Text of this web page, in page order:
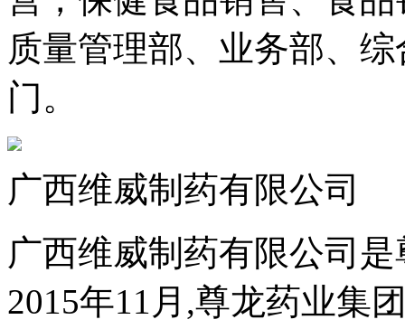
质量管理部、业务部、
门。
广西维威制药有限公司
广西维威制药有限公司
2015年11月,尊龙药业集